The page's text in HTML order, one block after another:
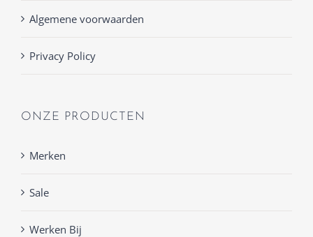
Algemene voorwaarden
Privacy Policy
ONZE PRODUCTEN
Merken
Sale
Werken Bij